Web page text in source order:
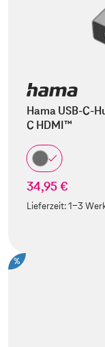
Hama USB-C-
C HDMI™
34,95 €
Lieferzeit:1-3
%